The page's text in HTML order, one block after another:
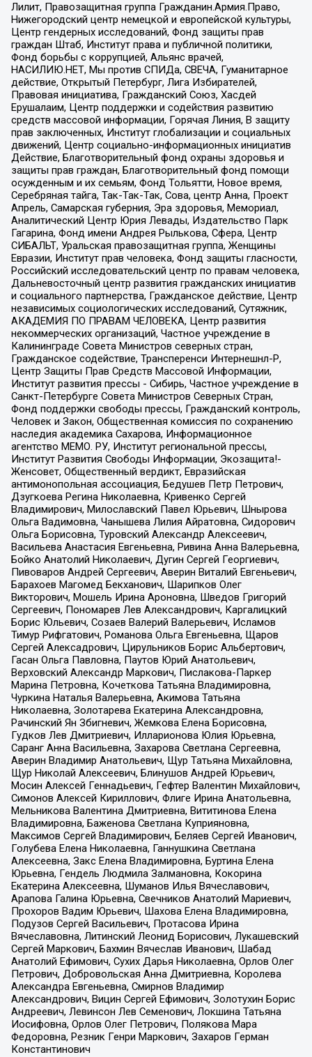
Лилит, Правозащитная группа Гражданин.Армия.Право,
Нижегородский центр немецкой и европейской культуры,
Центр гендерных исследований, Фонд защиты прав
граждан Штаб, Институт права и публичной политики,
Фонд борьбы с коррупцией, Альянс врачей,
НАСИЛИЮ.НЕТ, Мы против СПИДа, СВЕЧА, Гуманитарное
действие, Открытый Петербург, Лига Избирателей,
Правовая инициатива, Гражданский Союз, Хасдей
Ерушалаим, Центр поддержки и содействия развитию
средств массовой информации, Горячая Линия, В защиту
прав заключенных, Институт глобализации и социальных
движений, Центр социально-информационных инициатив
Действие, Благотворительный фонд охраны здоровья и
защиты прав граждан, Благотворительный фонд помощи
осужденным и их семьям, Фонд Тольятти, Новое время,
Серебряная тайга, Так-Так-Так, Сова, центр Анна, Проект
Апрель, Самарская губерния, Эра здоровья, Мемориал,
Аналитический Центр Юрия Левады, Издательство Парк
Гагарина, Фонд имени Андрея Рылькова, Сфера, Центр
СИБАЛЬТ, Уральская правозащитная группа, Женщины
Евразии, Институт прав человека, Фонд защиты гласности,
Российский исследовательский центр по правам человека,
Дальневосточный центр развития гражданских инициатив
и социального партнерства, Гражданское действие, Центр
независимых социологических исследований, Сутяжник,
АКАДЕМИЯ ПО ПРАВАМ ЧЕЛОВЕКА, Центр развития
некоммерческих организаций, Частное учреждение в
Калининграде Совета Министров северных стран,
Гражданское содействие, Трансперенси Интернешнл-Р,
Центр Защиты Прав Средств Массовой Информации,
Институт развития прессы - Сибирь, Частное учреждение в
Санкт-Петербурге Совета Министров Северных Стран,
Фонд поддержки свободы прессы, Гражданский контроль,
Человек и Закон, Общественная комиссия по сохранению
наследия академика Сахарова, Информационное
агентство МЕМО. РУ, Институт региональной прессы,
Институт Развития Свободы Информации, Экозащита!-
Женсовет, Общественный вердикт, Евразийская
антимонопольная ассоциация, Бедушев Петр Петрович,
Дзугкоева Регина Николаевна, Кривенко Сергей
Владимирович, Милославский Павел Юрьевич, Шнырова
Ольга Вадимовна, Чанышева Лилия Айратовна, Сидорович
Ольга Борисовна, Туровский Александр Алексеевич,
Васильева Анастасия Евгеньевна, Ривина Анна Валерьевна,
Бойко Анатолий Николаевич, Дугин Сергей Георгиевич,
Пивоваров Андрей Сергеевич, Аверин Виталий Евгеньевич,
Барахоев Магомед Бекханович, Шарипков Олег
Викторович, Мошель Ирина Ароновна, Шведов Григорий
Сергеевич, Пономарев Лев Александрович, Каргалицкий
Борис Юльевич, Созаев Валерий Валерьевич, Исламов
Тимур Рифгатович, Романова Ольга Евгеньевна, Щаров
Сергей Алексадрович, Цирульников Борис Альбертович,
Гасан Ольга Павловна, Паутов Юрий Анатольевич,
Верховский Александр Маркович, Пислакова-Паркер
Марина Петровна, Кочеткова Татьяна Владимировна,
Чуркина Наталья Валерьевна, Акимова Татьяна
Николаевна, Золотарева Екатерина Александровна,
Рачинский Ян Збигневич, Жемкова Елена Борисовна,
Гудков Лев Дмитриевич, Илларионова Юлия Юрьевна,
Саранг Анна Васильевна, Захарова Светлана Сергеевна,
Аверин Владимир Анатольевич, Щур Татьяна Михайловна,
Щур Николай Алексеевич, Блинушов Андрей Юрьевич,
Мосин Алексей Геннадьевич, Гефтер Валентин Михайлович,
Симонов Алексей Кириллович, Флиге Ирина Анатольевна,
Мельникова Валентина Дмитриевна, Вититинова Елена
Владимировна, Баженова Светлана Куприяновна,
Максимов Сергей Владимирович, Беляев Сергей Иванович,
Голубева Елена Николаевна, Ганнушкина Светлана
Алексеевна, Закс Елена Владимировна, Буртина Елена
Юрьевна, Гендель Людмила Залмановна, Кокорина
Екатерина Алексеевна, Шуманов Илья Вячеславович,
Арапова Галина Юрьевна, Свечников Анатолий Мариевич,
Прохоров Вадим Юрьевич, Шахова Елена Владимировна,
Подузов Сергей Васильевич, Протасова Ирина
Вячеславовна, Литинский Леонид Борисович, Лукашевский
Сергей Маркович, Бахмин Вячеслав Иванович, Шабад
Анатолий Ефимович, Сухих Дарья Николаевна, Орлов Олег
Петрович, Добровольская Анна Дмитриевна, Королева
Александра Евгеньевна, Смирнов Владимир
Александрович, Вицин Сергей Ефимович, Золотухин Борис
Андреевич, Левинсон Лев Семенович, Локшина Татьяна
Иосифовна, Орлов Олег Петрович, Полякова Мара
Федоровна, Резник Генри Маркович, Захаров Герман
Константинович